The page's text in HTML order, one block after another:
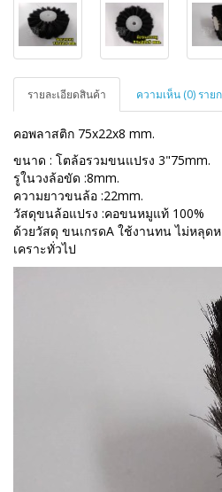
รายละเอียดสินค้า ความเห็น (0) ราย
คอพลาสติก 75x22x8 mm.
ขนาด : โตล้อรวมขนแปรง 3"75mm.
รูในวงล้อขัด :8mm.
ความยาวขนล้อ :22mm.
วัสดุขนล้อแปรง :คอขนหมูแท้ 100%
ด้วยวัสดุ ขนเกรดA ใช้งานทน ไม่หลุด
เคราะทั่วไป